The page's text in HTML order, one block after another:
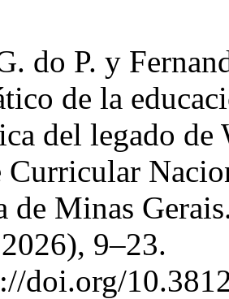
do P. y
de la
del legado de
Curricular
de Minas
9–23.
doi.org/